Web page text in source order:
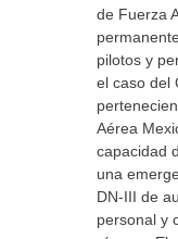
de Fuerza
pilotos y
el caso del
Aérea
capacidad
una
DN-III de
personal y